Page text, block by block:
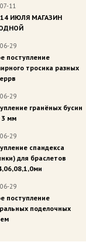
11
ИЮЛЯ МАГАЗИН
29
поступление
тросика разных
29
гранёных бусин
3 мм
29
спандекса
для браслетов
29
поступление
поделочных